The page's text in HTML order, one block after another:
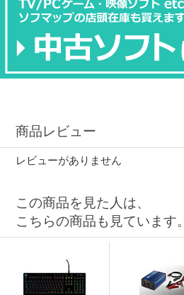
商品レビュー
レビューがありません
この商品を見た人は、
こちらの商品も見ています。